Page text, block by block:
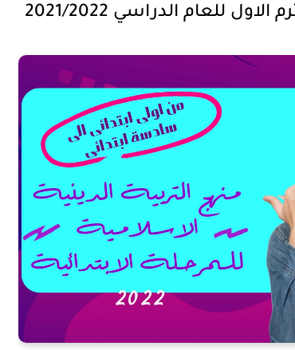
للعام الدراسي 2021/2022